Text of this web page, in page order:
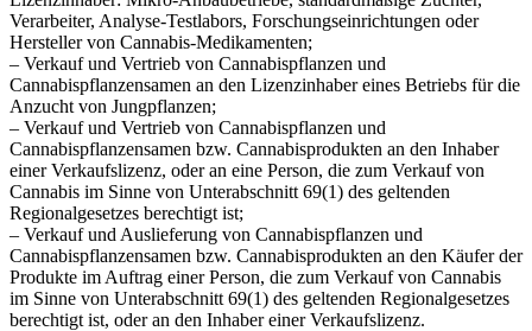
Verarbeiter, Analyse-Testlabors, Forschungseinrichtungen oder
Hersteller von Cannabis-Medikamenten;
– Verkauf und Vertrieb von Cannabispflanzen und
Cannabispflanzensamen an den Lizenzinhaber eines Betriebs für die
Anzucht von Jungpflanzen;
– Verkauf und Vertrieb von Cannabispflanzen und
Cannabispflanzensamen bzw. Cannabisprodukten an den Inhaber
einer Verkaufslizenz, oder an eine Person, die zum Verkauf von
Cannabis im Sinne von Unterabschnitt 69(1) des geltenden
Regionalgesetzes berechtigt ist;
– Verkauf und Auslieferung von Cannabispflanzen und
Cannabispflanzensamen bzw. Cannabisprodukten an den Käufer der
Produkte im Auftrag einer Person, die zum Verkauf von Cannabis
im Sinne von Unterabschnitt 69(1) des geltenden Regionalgesetzes
berechtigt ist, oder an den Inhaber einer Verkaufslizenz.